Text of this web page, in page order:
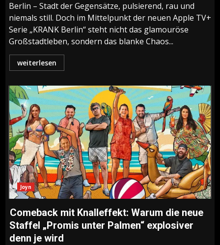
Berlin – Stadt der Gegensätze, pulsierend, rau und
niemals still. Doch im Mittelpunkt der neuen Apple TV+
Serie „KRANK Berlin“ steht nicht das glamouröse
Großstadtleben, sondern das blanke Chaos...
weiterlesen
Joyn
Comeback mit Knalleffekt: Warum die neue
Staffel „Promis unter Palmen“ explosiver
denn je wird